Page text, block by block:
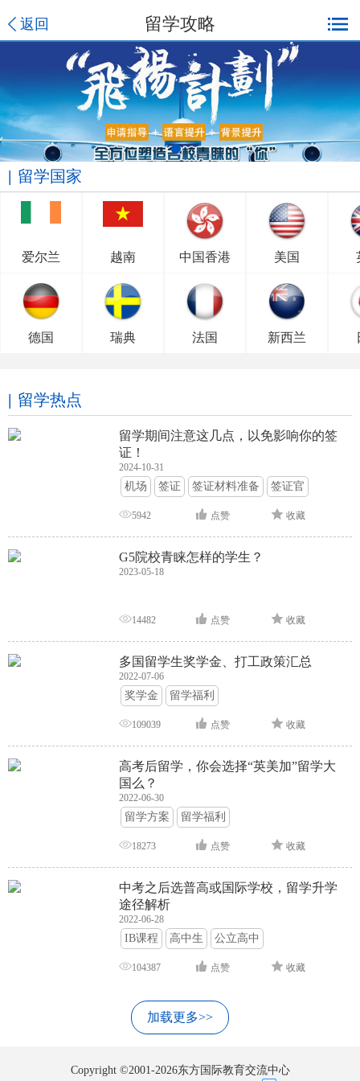
返回 留学攻略
留学国家
爱尔兰 越南 中国香港 美国
德国 瑞典 法国 新西兰
留学热点
留学期间注意这几点，以免影响你的签
证！
2024-10-31
机场 签证 签证材料准备 签证官
签证面试 签证申请攻略
5942 点赞 收藏
G5院校青睐怎样的学生？
2023-05-18
14482 点赞 收藏
多国留学生奖学金、打工政策汇总
2022-07-06
奖学金 留学福利
109039 点赞 收藏
高考后留学，你会选择“英美加”留学大
国么？
2022-06-30
留学方案 留学福利
18273 点赞 收藏
中考之后选普高或国际学校，留学升学
途径解析
2022-06-28
IB课程 高中生 公立高中
104387 点赞 收藏
加载更多>>
Copyright ©2001-2026东方国际教育交流中心